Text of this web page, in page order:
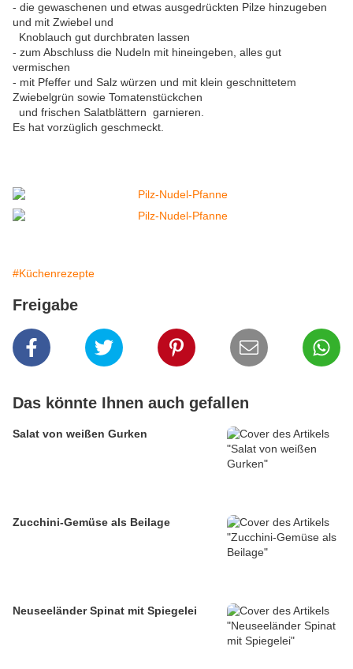
- die gewaschenen und etwas ausgedrückten Pilze hinzugeben
und mit Zwiebel und
Knoblauch gut durchbraten lassen
- zum Abschluss die Nudeln mit hineingeben, alles gut
vermischen
- mit Pfeffer und Salz würzen und mit klein geschnittetem
Zwiebelgrün sowie Tomatenstückchen
und frischen Salatblättern garnieren.
Es hat vorzüglich geschmeckt.
#Küchenrezepte
Freigabe
Das könnte Ihnen auch gefallen
Salat von weißen Gurken
Zucchini-Gemüse als Beilage
Neuseeländer Spinat mit Spiegelei